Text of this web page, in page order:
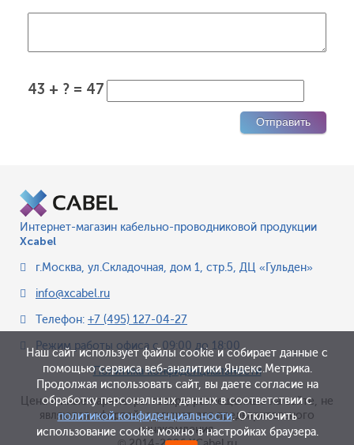
43 + ? = 47
Интернет-магазин кабельно-проводниковой продукции
Xcabel
г.Москва, ул.Складочная, дом 1, стр.5, ДЦ «Гульден»
info@xcabel.ru
Телефон: +7 (495) 127-04-27
Режим работы офиса с 09:00 до 18:00
Политика конфиденциальности
Цена и иные параметры товара, размещенные на сайте, не
являются офертой, а служат для предварительного
ознакомления.
Наш сайт использует файлы cookie и собирает данные с
помощью сервиса веб-аналитики Яндекс.Метрика.
Продолжая использовать сайт, вы даете согласие на
обработку персональных данных в соответствии с
политикой конфиденциальности. Отключить
использование cookie можно в настройках браузера.